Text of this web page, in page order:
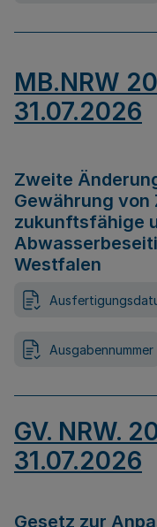
MB.NRW
31.07.2026
Zweite
Gewährung
zukunftsfähige
Westfalen
Ausgabennummer
GV. NRW.
31.07.2026
Gesetz zur